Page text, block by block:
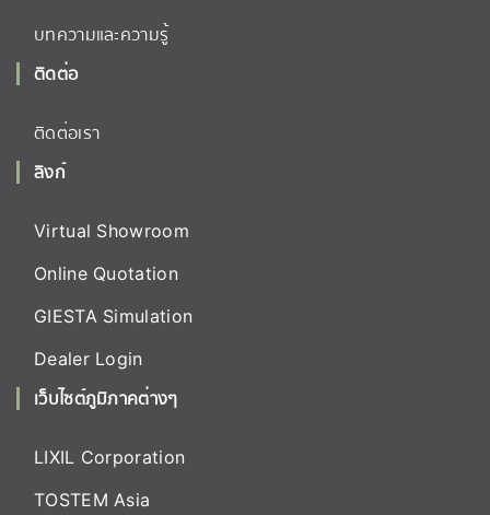
บทความและความรู้
ติดต่อ
ติดต่อเรา
ลิงก์
Virtual Showroom
Online Quotation
GIESTA Simulation
Dealer Login
เว็บไซต์ภูมิภาคต่างๆ
LIXIL Corporation
TOSTEM Asia